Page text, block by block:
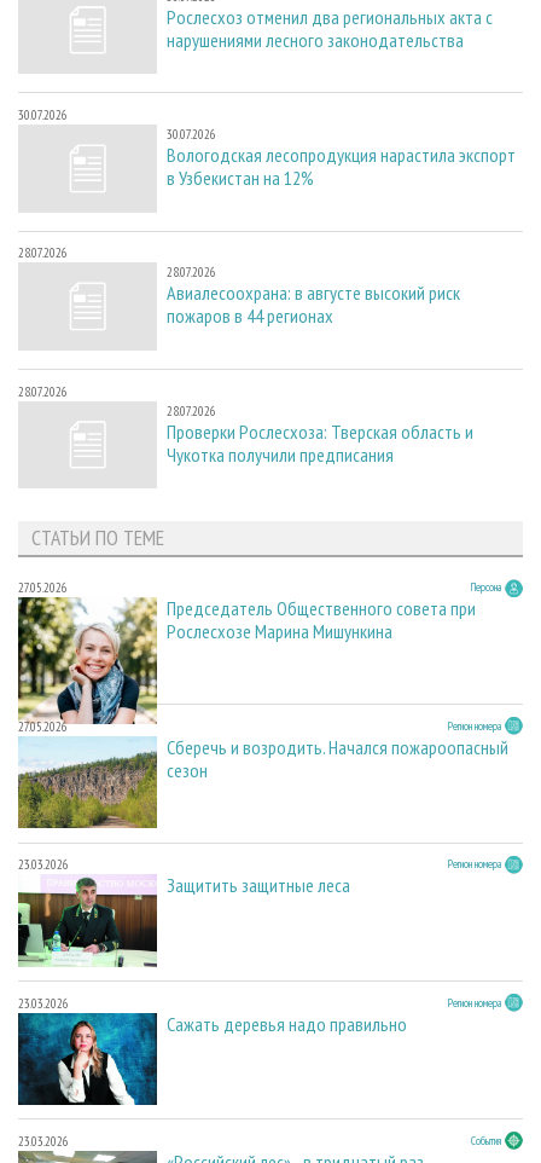
Рослесхоз отменил два региональных акта с
нарушениями лесного законодательства
30.07.2026
30.07.2026
Вологодская лесопродукция нарастила экспорт
в Узбекистан на 12%
28.07.2026
28.07.2026
Авиалесоохрана: в августе высокий риск
пожаров в 44 регионах
28.07.2026
28.07.2026
Проверки Рослесхоза: Тверская область и
Чукотка получили предписания
СТАТЬИ ПО ТЕМЕ
27.05.2026 Персона
Председатель Общественного совета при
Рослесхозе Марина Мишункина
27.05.2026 Регион номера
Сберечь и возродить. Начался пожароопасный
сезон
23.03.2026 Регион номера
Защитить защитные леса
23.03.2026 Регион номера
Сажать деревья надо правильно
23.03.2026 События